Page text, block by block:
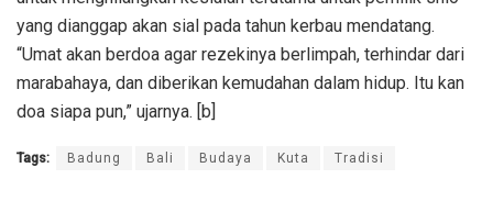
yang dianggap akan sial pada tahun kerbau mendatang.
“Umat akan berdoa agar rezekinya berlimpah, terhindar dari
marabahaya, dan diberikan kemudahan dalam hidup. Itu kan
doa siapa pun,” ujarnya. [b]
Tags: Badung Bali Budaya Kuta Tradisi